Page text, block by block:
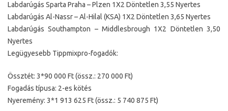
Labdarúgás Sparta Praha – Plzen 1X2 Döntetlen 3,55 Nyertes
Labdarúgás Al-Nassr – Al-Hilal (KSA) 1X2 Döntetlen 3,65 Nyertes
Labdarúgás Southampton – Middlesbrough 1X2 Döntetlen 3,50
Nyertes
Legügyesebb Tippmixpro-fogadók:
Össztét: 3*90 000 Ft (össz.: 270 000 Ft)
Fogadás típusa: 2-es kötés
Nyeremény: 3*1 913 625 Ft (össz.: 5 740 875 Ft)